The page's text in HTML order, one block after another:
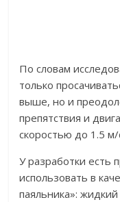
По словам
только
выше, но и
препятствия и
скоростью до 1.5 м/
У разработки есть
использовать в
паяльника»: